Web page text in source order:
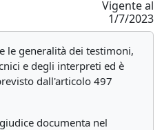
Vigente al
1/7/2023
le generalità dei testimoni,
e degli interpreti ed è
dall'articolo 497
documenta nel